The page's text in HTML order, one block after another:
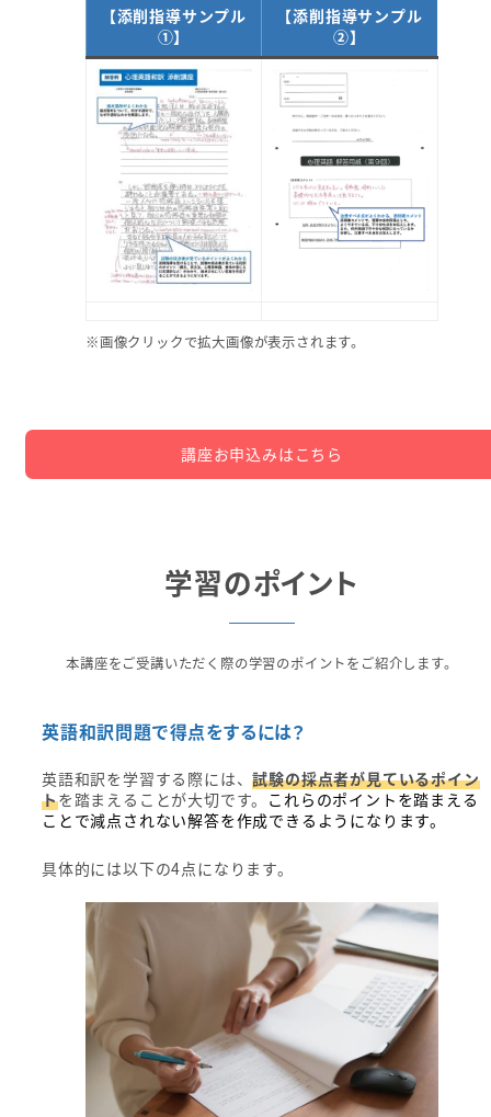
【添削指導サンプル
①】
【添削指導サンプル
②】
※画像クリックで拡大画像が表示されます。
講座お申込みはこちら
学習のポイント
本講座をご受講いただく際の学習のポイントをご紹介します。
英語和訳問題で得点をするには？
英語和訳を学習する際には、試験の採点者が見ているポイン
トを踏まえることが大切です。 これらのポイントを踏まえる
ことで減点されない解答を作成できるようになります。
具体的には以下の4点になります。